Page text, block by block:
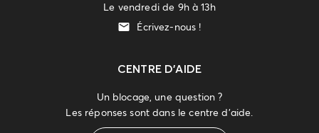
Le vendredi de 9h à 13h
Écrivez-nous !
CENTRE D'AIDE
Un blocage, une question ?
Les réponses sont dans le centre d'aide.